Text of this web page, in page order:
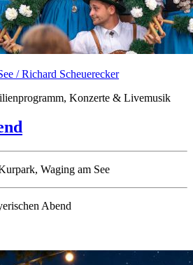
/ Richard Scheuerecker
Konzerte & Livemusik
Waging am See
Abend